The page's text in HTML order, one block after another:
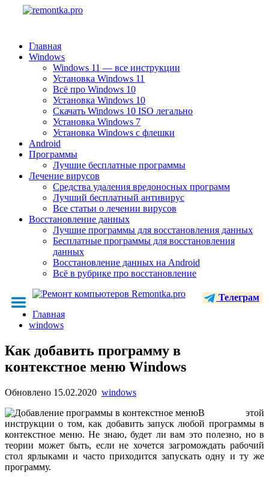
Главная
Windows
Windows 11 — все инструкции
Установка Windows 11
Всё про Windows 10
Установка Windows 10
Скачать Windows 10 ISO легально
Установка Windows 7
Установка Windows с флешки
Android
Программы
Лучшие бесплатные программы
Лечение вирусов
Средства удаления вредоносных программ
Лучший бесплатный антивирус
Все статьи о лечении вирусов
Восстановление данных
Лучшие программы для восстановления данных
Бесплатные программы для восстановления
данных
Восстановление данных на Android
Всё в рубрике про восстановление
Телеграм
Главная
windows
Как добавить программу в
контекстное меню Windows
Обновлено 15.02.2020 windows
В этой
инструкции о том, как добавить запуск любой программы в
контекстное меню. Не знаю, будет ли вам это полезно, но в
теории может быть, если не хочется загромождать рабочий
стол ярлыками и часто приходится запускать одну и ту же
программу.